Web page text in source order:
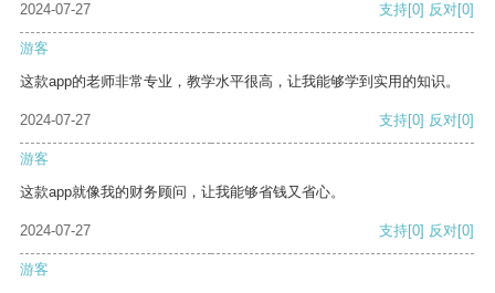
2024-07-27 支持[0] 反对[0]
游客
这款app的老师非常专业，教学水平很高，让我能够学到实用的知识。
2024-07-27 支持[0] 反对[0]
游客
这款app就像我的财务顾问，让我能够省钱又省心。
2024-07-27 支持[0] 反对[0]
游客